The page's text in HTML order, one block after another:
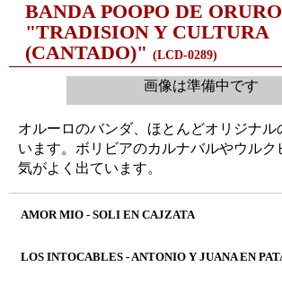
BANDA POOPO DE ORURO
"TRADISION Y CULTURA
(CANTADO)" (LCD-0289)
画像は準備中です
オルーロのバンダ、ほとんどオリジナル
います。ボリビアのカルナバルやウルク
気がよく出ています。
AMOR MIO - SOLI EN CAJZATA
LOS INTOCABLES - ANTONIO Y JUANA EN